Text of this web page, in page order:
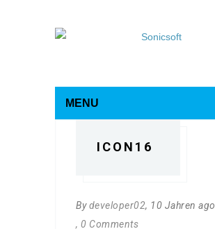
MENU
ICON16
By developer02, 10 Jahren ago
, 0 Comments